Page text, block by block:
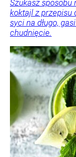
Szukasz sposobu
koktajl z przepisu
syci na długo,
chudnięcie.